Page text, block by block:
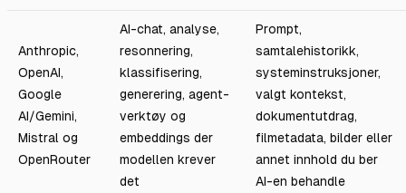
Anthropic,
OpenAI,
Google
AI/Gemini,
Mistral og
OpenRouter
AI-chat, analyse,
resonnering,
klassifisering,
generering, agent-
verktøy og
embeddings der
modellen krever
det
Prompt,
samtalehistorikk,
systeminstruksjoner,
valgt kontekst,
dokumentutdrag,
filmetadata, bilder eller
annet innhold du ber
AI-en behandle